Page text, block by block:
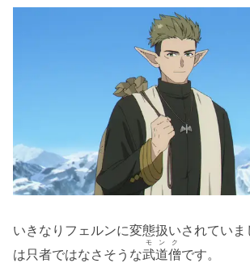
いきなりフェルンに変態扱いされていま
は只者ではなさそうな武道僧
モンク
です。